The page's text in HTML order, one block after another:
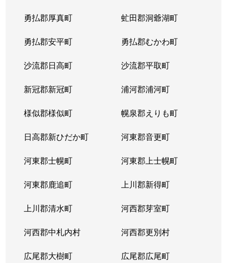
勇払郡厚真町 虻田郡洞爺湖町
勇払郡安平町 勇払郡むかわ町
沙流郡日高町 沙流郡平取町
新冠郡新冠町 浦河郡浦河町
様似郡様似町 幌泉郡えりも町
日高郡新ひだか町 河東郡音更町
河東郡士幌町 河東郡上士幌町
河東郡鹿追町 上川郡新得町
上川郡清水町 河西郡芽室町
河西郡中札内村 河西郡更別村
広尾郡大樹町 広尾郡広尾町